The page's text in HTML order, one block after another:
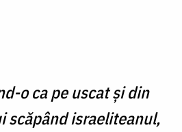
o ca pe uscat şi din
scăpând israeliteanul,